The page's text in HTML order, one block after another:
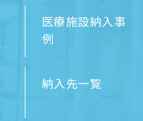
医療施設納入事
例
納入先一覧